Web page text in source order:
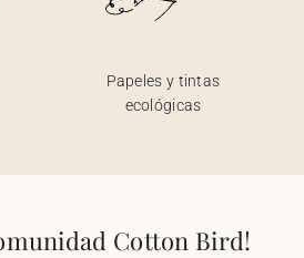
Papeles y tintas
ecológicas
Cotton Bird!